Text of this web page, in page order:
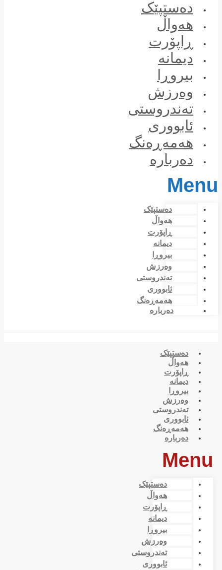
دەستپێک
هەواڵ
ڕاپۆرت
دیمانە
بیروڕا
وەرزش
تەندروستی
ئابووری
هەمەڕەنگ
دەربارە
Menu
دەستپێک
هەواڵ
ڕاپۆرت
دیمانە
بیروڕا
وەرزش
تەندروستی
ئابووری
هەمەڕەنگ
دەربارە
دەستپێک
هەواڵ
ڕاپۆرت
دیمانە
بیروڕا
وەرزش
تەندروستی
ئابووری
هەمەڕەنگ
دەربارە
Menu
دەستپێک
هەواڵ
ڕاپۆرت
دیمانە
بیروڕا
وەرزش
تەندروستی
ئابووری